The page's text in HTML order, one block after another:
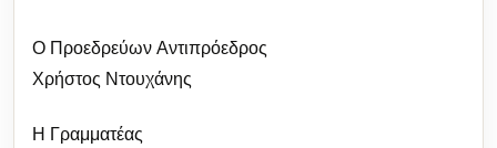
Ο Προεδρεύων Αντιπρόεδρος
Χρήστος Ντουχάνης
Η Γραμματέας